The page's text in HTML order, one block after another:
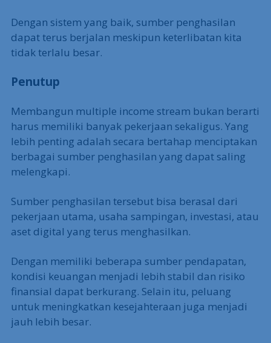
Dengan sistem yang baik, sumber penghasilan
dapat terus berjalan meskipun keterlibatan kita
tidak terlalu besar.
Penutup
Membangun multiple income stream bukan berarti
harus memiliki banyak pekerjaan sekaligus. Yang
lebih penting adalah secara bertahap menciptakan
berbagai sumber penghasilan yang dapat saling
melengkapi.
Sumber penghasilan tersebut bisa berasal dari
pekerjaan utama, usaha sampingan, investasi, atau
aset digital yang terus menghasilkan.
Dengan memiliki beberapa sumber pendapatan,
kondisi keuangan menjadi lebih stabil dan risiko
finansial dapat berkurang. Selain itu, peluang
untuk meningkatkan kesejahteraan juga menjadi
jauh lebih besar.